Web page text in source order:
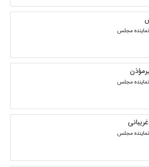
مجلس
مجلس
مجلس